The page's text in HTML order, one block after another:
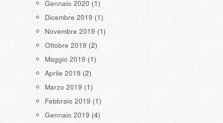
Gennaio 2020 (1)
Dicembre 2019 (1)
Novembre 2019 (1)
Ottobre 2019 (2)
Maggio 2019 (1)
Aprile 2019 (2)
Marzo 2019 (1)
Febbraio 2019 (1)
Gennaio 2019 (4)